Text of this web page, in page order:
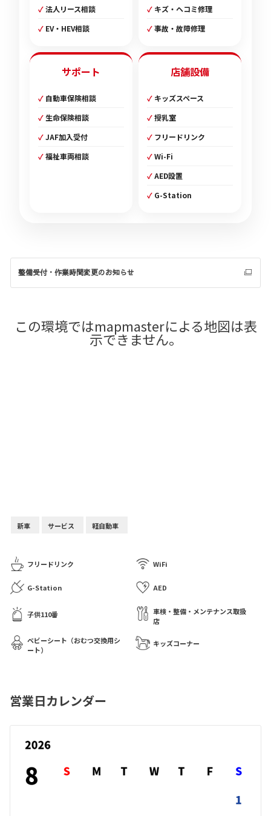
法人リース相談
EV・HEV相談
キズ・ヘコミ修理
事故・故障修理
サポート
自動車保険相談
生命保険相談
JAF加入受付
福祉車両相談
店舗設備
キッズスペース
授乳室
フリードリンク
Wi-Fi
AED設置
G-Station
整備受付・作業時間変更のお知らせ
新車 サービス 軽自動車
フリードリンク WiFi
G-Station AED
子供110番
車検・整備・メンテナンス取扱
店
ベビーシート（おむつ交換用シ
ート）
キッズコーナー
この環境ではmapmasterによる地図は表
示できません。
営業日カレンダー